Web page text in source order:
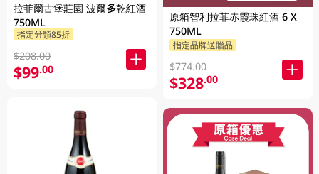
拉菲爾古堡莊園 波爾多乾紅酒
750ML
指定分類85折
$208.00
$99.00
原箱智利拉菲赤霞珠紅酒 6 X
750ML
指定品牌送贈品
$774.00
$328.00